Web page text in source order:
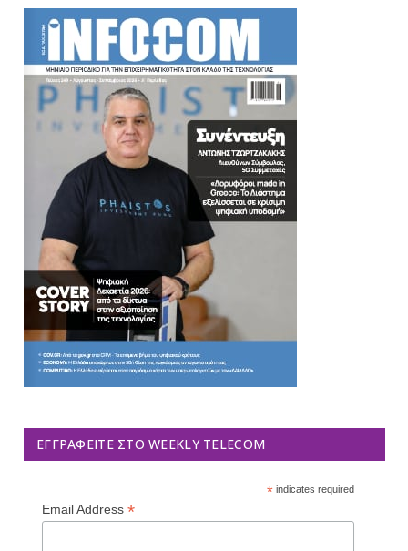
ΕΓΓΡΑΦΕΊΤΕ ΣΤΟ WEEKLY TELECOM
*indicates required
Email Address *